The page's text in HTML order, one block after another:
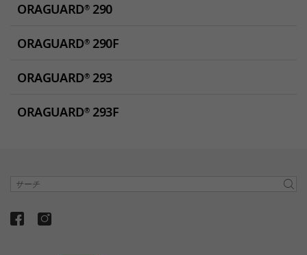
ORAGUARD®290
ORAGUARD®290F
ORAGUARD®293
ORAGUARD®293F
サーチ